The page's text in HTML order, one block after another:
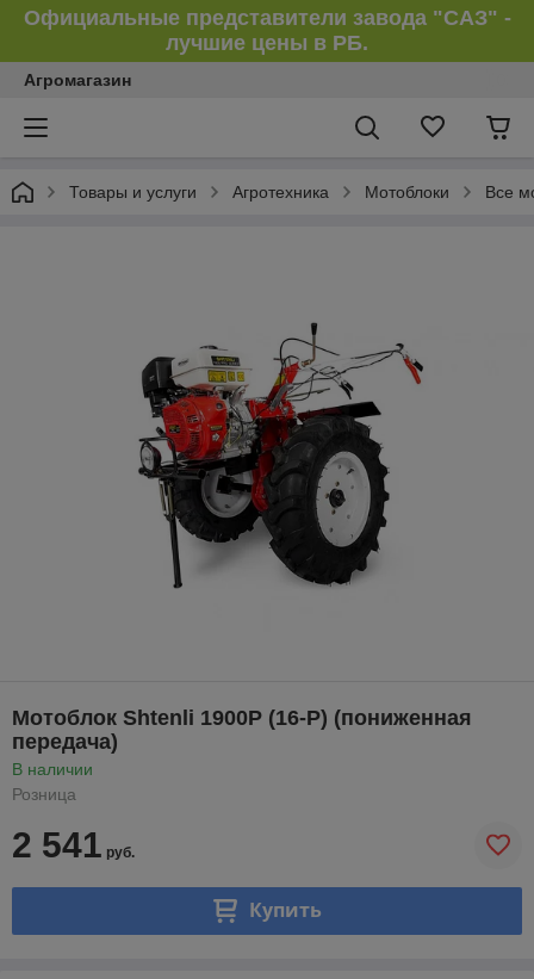
Официальные представители завода "САЗ" -
лучшие цены в РБ.
Агромагазин
Товары и услуги Агротехника Мотоблоки Все
Мотоблок Shtenli 1900P (16-P) (пониженная
передача)
В наличии
Розница
2 541 руб.
Купить